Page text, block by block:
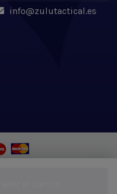
info@zulutactical.es
por Expertic